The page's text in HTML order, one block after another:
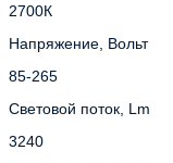
2700К
Напряжение, Вольт
85-265
Световой поток, Lm
3240